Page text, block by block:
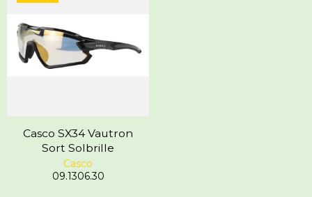
Casco SX34 Vautron
Sort Solbrille
Casco
09.1306.30